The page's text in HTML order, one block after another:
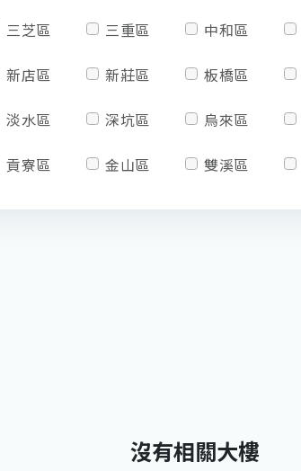
三芝區 三重區 中和區
新店區 新莊區 板橋區
淡水區 深坑區 烏來區
貢寮區 金山區 雙溪區
沒有相關大樓